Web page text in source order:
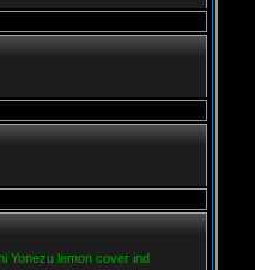
Yonezu lemon cover ind